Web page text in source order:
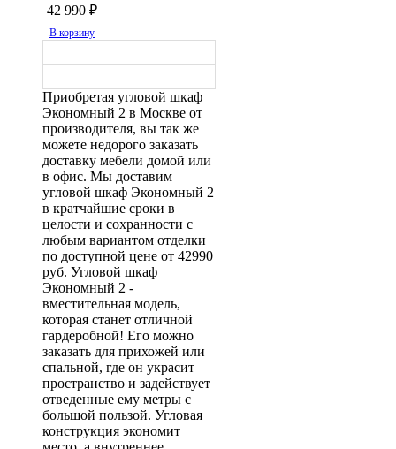
42 990 ₽
В корзину
Приобретая угловой шкаф
Экономный 2 в Москве от
производителя, вы так же
можете недорого заказать
доставку мебели домой или
в офис. Мы доставим
угловой шкаф Экономный 2
в кратчайшие сроки в
целости и сохранности с
любым вариантом отделки
по доступной цене от 42990
руб. Угловой шкаф
Экономный 2 -
вместительная модель,
которая станет отличной
гардеробной! Его можно
заказать для прихожей или
спальной, где он украсит
пространство и задействует
отведенные ему метры с
большой пользой. Угловая
конструкция экономит